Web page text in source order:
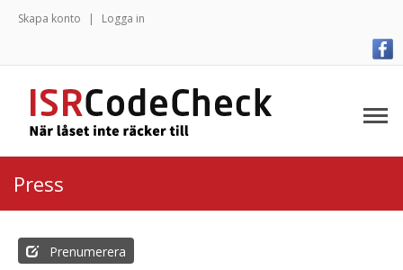
Skapa konto Logga in
Press
Prenumerera